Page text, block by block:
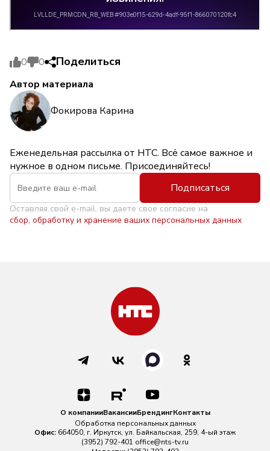
0 0 Поделиться
Автор материала
Фокирова Карина
Еженедельная рассылка от НТС. Всё самое важное и
нужное в одном письме. Присоединяйтесь!
Подписаться
Оставляя свой e-mail, вы даете свое согласие на
сбор, обработку и хранение ваших персональных данных
О компанииВакансииБрендингКонтакты
Обработка персональных данных
Офис: 664050, г. Иркутск, ул. Байкальская, 259, 4-ый этаж
(3952) 792-401 office@nts-tv.ru